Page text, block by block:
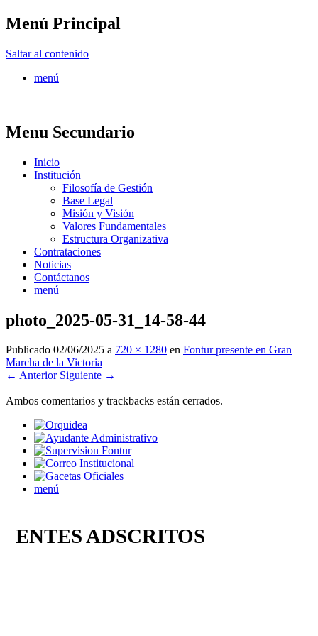
Menú Principal
Saltar al contenido
menú
Menu Secundario
Inicio
Institución
Filosofía de Gestión
Base Legal
Misión y Visión
Valores Fundamentales
Estructura Organizativa
Contrataciones
Noticias
Contáctanos
menú
photo_2025-05-31_14-58-44
Publicado 02/06/2025 a 720 × 1280 en Fontur presente en Gran
Marcha de la Victoria
← Anterior Siguiente →
Ambos comentarios y trackbacks están cerrados.
menú
ENTES ADSCRITOS